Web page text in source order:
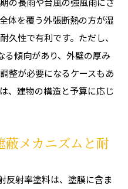
体を覆う外張断熱の方が湿
久性で有利です。ただし、
る傾向があり、外壁の厚み
整が必要になるケースもあ
、建物の構造と予算に応じ
蔽メカニズムと耐
反射率塗料は、塗膜に含ま